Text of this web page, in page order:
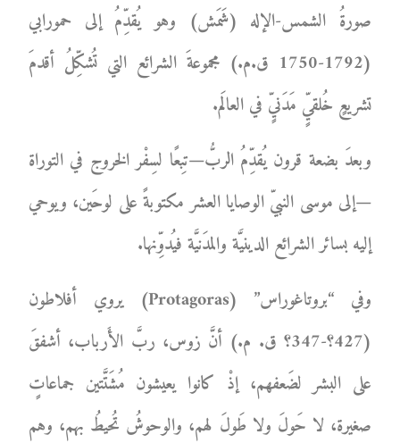
صورةُ الشمس-الإله (شَمَش) وهو يُقدِّمُ إلى حمورابي
(1792-1750 ق.م.) مجموعةَ الشرائع التي تُشكِّلُ أقدمَ
تشريعٍ خُلقيٍّ مَدَنيٍّ في العالَم.
وبعدَ بضعة قرون يُقدِّمُ الربُّ—تِبعًا لسِفْر الخروج في التوراة
—إلى موسى النبيّ الوصايا العشر مكتوبةً على لوحَين، ويوحي
إليه بسائر الشرائع الدينيَّة والمدَنيَّة فيُدوِّنها.
وفي “بروتاغوراس” (Protagoras) يروي أفلاطون
(427؟-347؟ ق. م.) أنَّ زوس، ربَّ الأَرباب، أشفقَ
على البشر لضَعفهم، إذْ كانوا يعيشون مُشَتَّتين جماعاتٍ
صغيرة، لا حَولَ ولا طَولَ لهم، والوحوشُ تُحيطُ بهم، وهم